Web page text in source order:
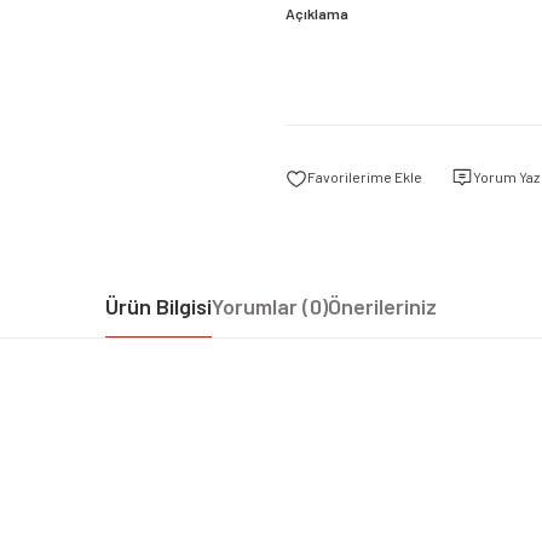
Açıklama
Yorum Yaz
Ürün BilgisiYorumlar (0)Önerileriniz